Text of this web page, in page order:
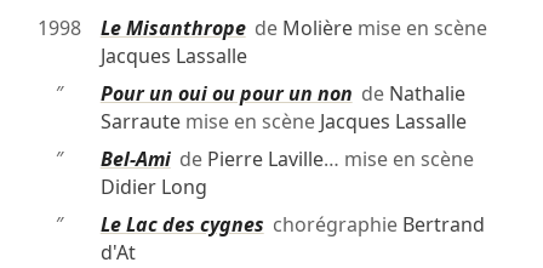
1998
Le Misanthropede Molièremise en scène
Jacques Lassalle
″
Pour un oui ou pour un non de Nathalie
Sarrautemise en scène Jacques Lassalle
″
Bel-Amide Pierre Laville… mise en scène
Didier Long
″
Le Lac des cygnes chorégraphie Bertrand
d'At